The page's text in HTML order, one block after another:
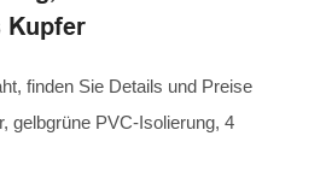
Kupfer
finden Sie Details und Preise
gelbgrüne PVC-Isolierung, 4